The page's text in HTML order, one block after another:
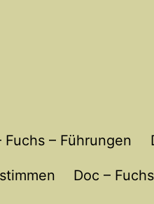
Fuchs – Führungen
Doc –